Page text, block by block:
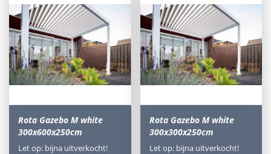
Rota Gazebo M white
300x600x250cm
Let op: bijna uitverkocht!
Rota Gazebo M white
300x300x250cm
Let op: bijna uitverkocht!